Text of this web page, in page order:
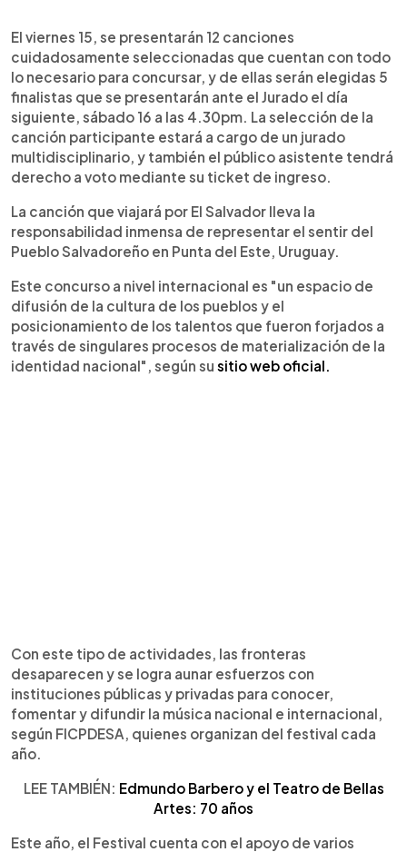
El viernes 15, se presentarán 12 canciones
cuidadosamente seleccionadas que cuentan con todo
lo necesario para concursar, y de ellas serán elegidas 5
finalistas que se presentarán ante el Jurado el día
siguiente, sábado 16 a las 4.30pm. La selección de la
canción participante estará a cargo de un jurado
multidisciplinario, y también el público asistente tendrá
derecho a voto mediante su ticket de ingreso.
La canción que viajará por El Salvador lleva la
responsabilidad inmensa de representar el sentir del
Pueblo Salvadoreño en Punta del Este, Uruguay.
Este concurso a nivel internacional es "un espacio de
difusión de la cultura de los pueblos y el
posicionamiento de los talentos que fueron forjados a
través de singulares procesos de materialización de la
identidad nacional", según su sitio web oficial.
Con este tipo de actividades, las fronteras
desaparecen y se logra aunar esfuerzos con
instituciones públicas y privadas para conocer,
fomentar y difundir la música nacional e internacional,
según FICPDESA, quienes organizan del festival cada
año.
LEE TAMBIÉN: Edmundo Barbero y el Teatro de Bellas
Artes: 70 años
Este año, el Festival cuenta con el apoyo de varios